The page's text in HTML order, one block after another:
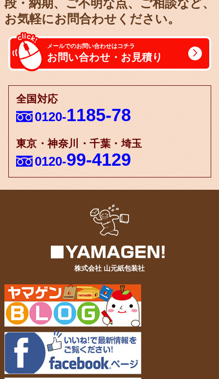
段・納期、
ご不明な点、ご相談など、
お気軽にお問合わせください。
メールでのお問い合わせはコチラ
お問い合わせ・お見積り
全国対応
0120-1185-78
東京・神奈川・千葉・埼玉
0120-99-4129
株式会社 山元紙包装社